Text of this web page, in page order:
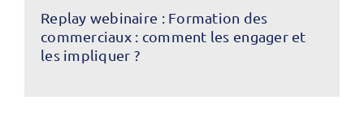
Replay webinaire : Formation des
commerciaux : comment les engager et
les impliquer ?